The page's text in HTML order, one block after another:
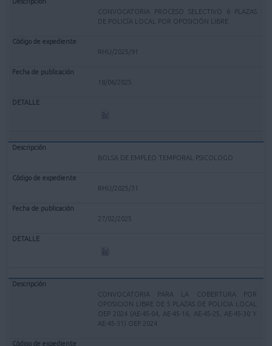
CONVOCATORIA PROCESO SELECTIVO 6 PLAZAS
DE POLICÍA LOCAL POR OPOSICIÓN LIBRE
RHU/2025/91
18/06/2025
BOLSA DE EMPLEO TEMPORAL PSICOLOGO
RHU/2025/31
27/02/2025
CONVOCATORIA PARA LA COBERTURA POR
OPOSICION LIBRE DE 5 PLAZAS DE POLICIA LOCAL
OEP 2024 (AE-45-04, AE-45-16, AE-45-25, AE-45-30 Y
AE-45-31) OEP 2024